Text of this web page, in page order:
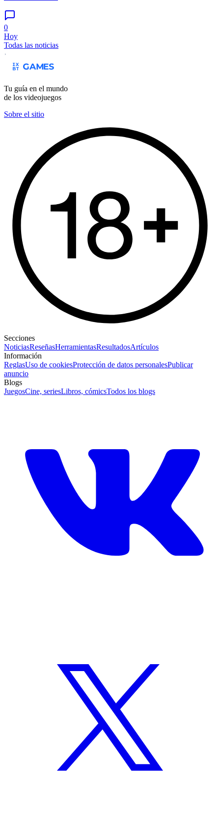
0
Hoy
Todas las noticias
Tu guía en el mundo
de los videojuegos
Sobre el sitio
Secciones
NoticiasReseñasHerramientasResultadosArtículos
Información
ReglasUso de cookiesProtección de datos personalesPublicar
anuncio
Blogs
JuegosCine, seriesLibros, cómicsTodos los blogs